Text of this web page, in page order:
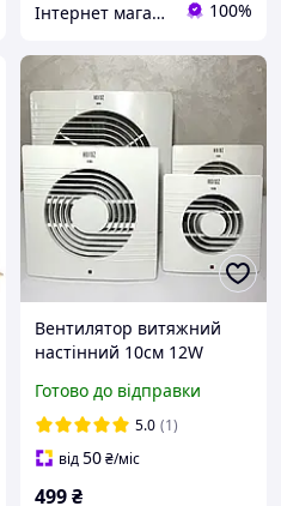
Інтернет магазин stroymag.dp.ua 100%
Вентилятор витяжний
настінний 10см 12W
Готово до відправки
5.0 (1)
від50₴/міс
499₴